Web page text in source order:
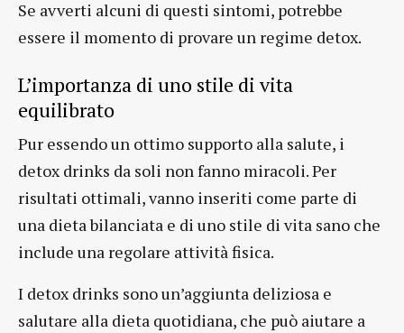
Se avverti alcuni di questi sintomi, potrebbe
essere il momento di provare un regime detox.
L’importanza di uno stile di vita
equilibrato
Pur essendo un ottimo supporto alla salute, i
detox drinks da soli non fanno miracoli. Per
risultati ottimali, vanno inseriti come parte di
una dieta bilanciata e di uno stile di vita sano che
include una regolare attività fisica.
I detox drinks sono un’aggiunta deliziosa e
salutare alla dieta quotidiana, che può aiutare a